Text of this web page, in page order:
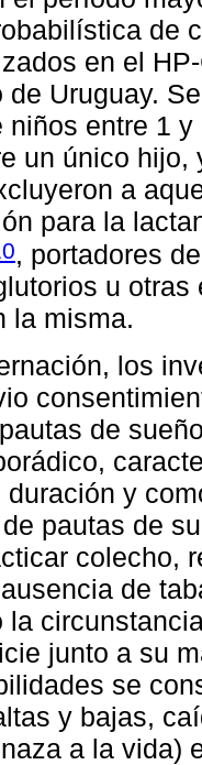
de
en el
de Uruguay.
niños entre 1
un único
a
para la
, portadores
u
la misma.
los
de
y
pautas de
colecho,
de
la
junto a su
se
y bajas,
a la vida)